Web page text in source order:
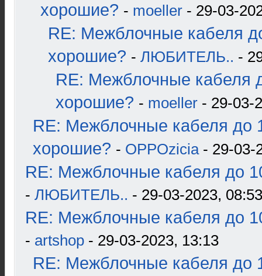
хорошие? - moeller - 29-03-
RE: Межблочные кабеля
хорошие? - ЛЮБИТЕЛЬ.. -
RE: Межблочные кабеля
хорошие? - moeller - 29-03-
RE: Межблочные кабеля до
хорошие? - OPPOzicia- 29-03-
RE: Межблочные кабеля до
- ЛЮБИТЕЛЬ.. - 29-03-2023, 08:53
RE: Межблочные кабеля до
- artshop - 29-03-2023, 13:13
RE: Межблочные кабеля до